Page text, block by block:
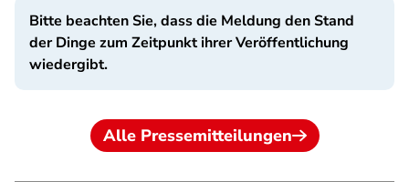
Bitte beachten Sie, dass die Meldung den Stand
der Dinge zum Zeitpunkt ihrer Veröffentlichung
wiedergibt.
Alle Pressemitteilungen